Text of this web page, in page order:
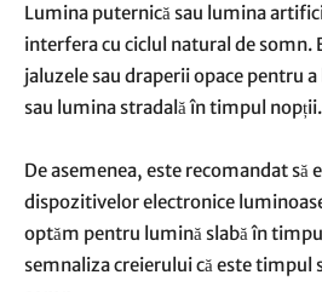
Lumina puternică sau lumina
interfera cu ciclul natural de somn.
jaluzele sau draperii opace pentru
sau lumina stradală în timpul nopții.
De asemenea, este recomandat să
dispozitivelor electronice
optăm pentru lumină slabă în
semnaliza creierului că este timpul